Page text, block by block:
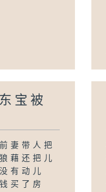
宝被
妻带人把
藉还把儿
有动儿
买了房